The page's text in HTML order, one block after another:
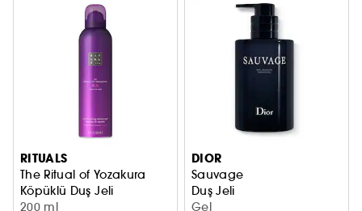
RITUALS
The Ritual of Yozakura
Köpüklü Duş Jeli
200 ml
DIOR
Sauvage
Duş Jeli
Gel